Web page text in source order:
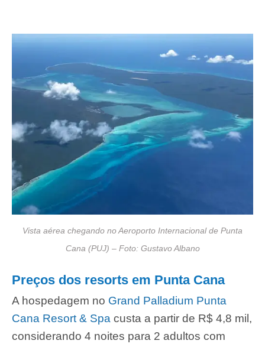
Vista aérea chegando no Aeroporto Internacional de Punta
Cana (PUJ) – Foto: Gustavo Albano
Preços dos resorts em Punta Cana
A hospedagem no Grand Palladium Punta
Cana Resort & Spa custa a partir de R$ 4,8 mil,
considerando 4 noites para 2 adultos com